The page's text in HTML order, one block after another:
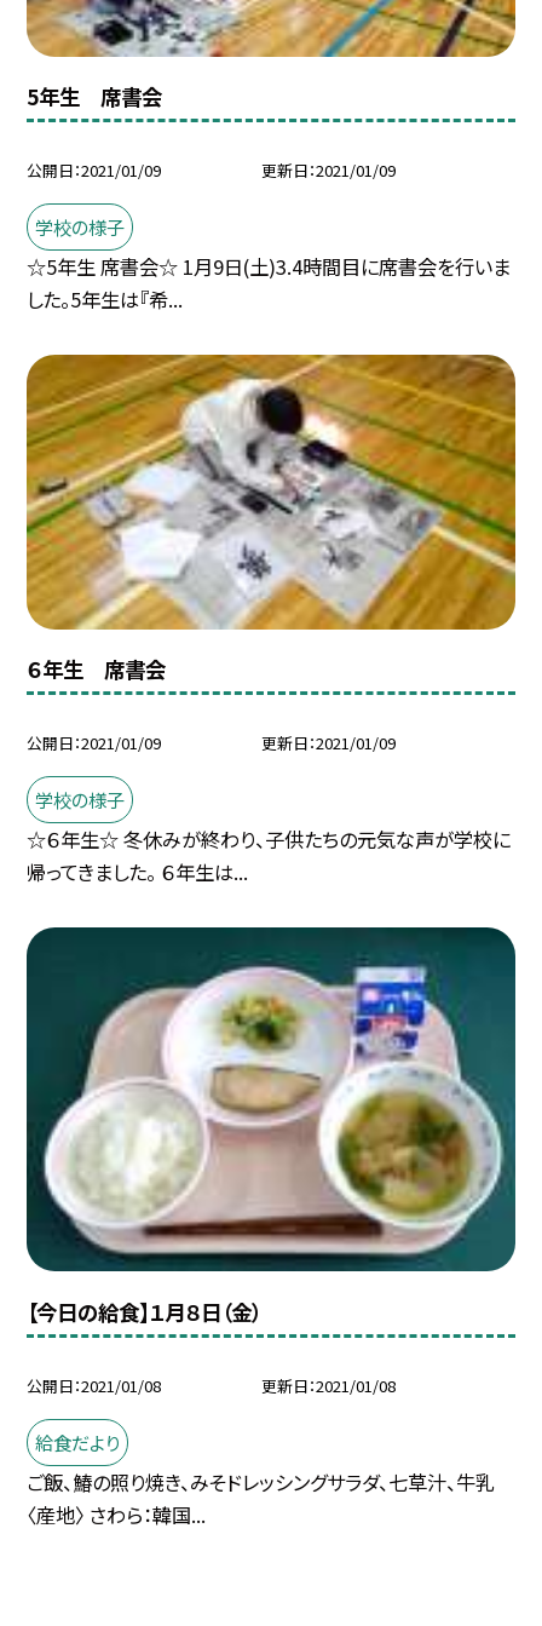
5年生 席書会
公開日 2021/01/09 更新日 2021/01/09
学校の様子
☆5年生 席書会☆ 1月9日(土)3.4時間目に席書会を行いま
した。5年生は『希...
６年生 席書会
公開日 2021/01/09 更新日 2021/01/09
学校の様子
☆６年生☆ 冬休みが終わり、子供たちの元気な声が学校に
帰ってきました。 ６年生は...
【今日の給食】１月８日（金）
公開日 2021/01/08 更新日 2021/01/08
給食だより
ご飯、鰆の照り焼き、みそドレッシングサラダ、七草汁、牛乳
〈産地〉 さわら：韓国...